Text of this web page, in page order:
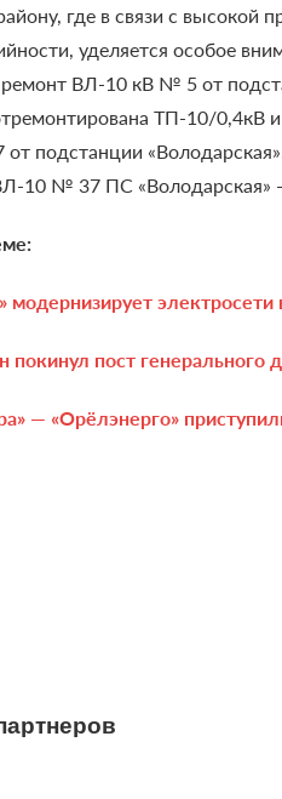
где в связи с высокой
уделяется особое
ВЛ-10 кВ № 5 от
ТП-10/
подстанции
10 № 37 ПС «Володарская»
модернизирует электросети
покинул пост
— «Орёлэнерго»